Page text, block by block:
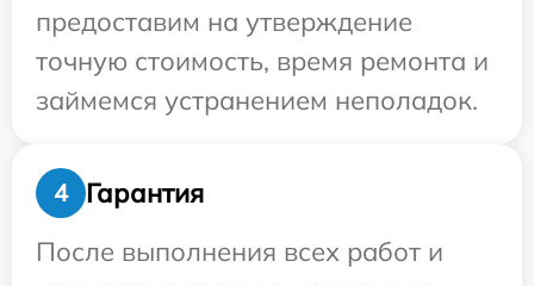
предоставим на утверждение
точную стоимость, время ремонта и
займемся устранением неполадок.
4
Гарантия
После выполнения всех работ и